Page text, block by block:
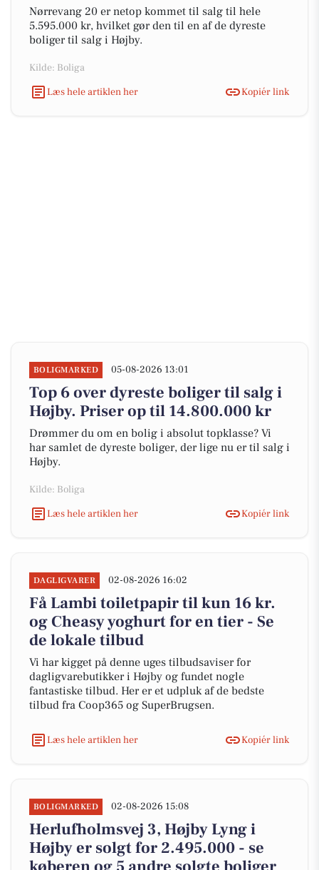
Nørrevang 20 er netop kommet til salg til hele
5.595.000 kr, hvilket gør den til en af de dyreste
boliger til salg i Højby.
Kilde: Boliga
Læs hele artiklen her
Kopiér link
BOLIGMARKED 05-08-2026 13:01
Top 6 over dyreste boliger til salg i
Højby. Priser op til 14.800.000 kr
Drømmer du om en bolig i absolut topklasse? Vi
har samlet de dyreste boliger, der lige nu er til salg i
Højby.
Kilde: Boliga
Læs hele artiklen her
Kopiér link
DAGLIGVARER 02-08-2026 16:02
Få Lambi toiletpapir til kun 16 kr.
og Cheasy yoghurt for en tier - Se
de lokale tilbud
Vi har kigget på denne uges tilbudsaviser for
dagligvarebutikker i Højby og fundet nogle
fantastiske tilbud. Her er et udpluk af de bedste
tilbud fra Coop365 og SuperBrugsen.
Læs hele artiklen her Kopiér link
BOLIGMARKED 02-08-2026 15:08
Herlufholmsvej 3, Højby Lyng i
Højby er solgt for 2.495.000 - se